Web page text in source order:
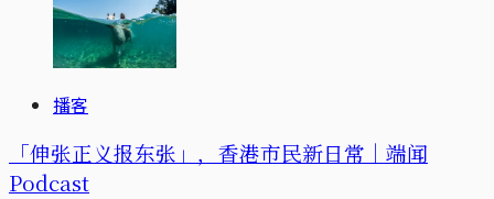
播客
「伸张正义报东张」，香港市民新日常｜端闻
Podcast